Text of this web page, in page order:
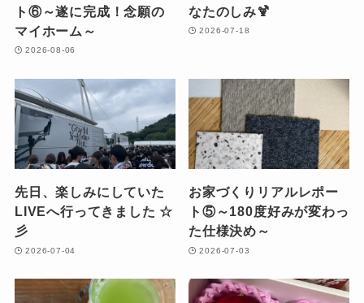
ト⑥～遂に完成！念願の
マイホーム～
2026-08-06
なたのしみ🍹
2026-07-18
先日、楽しみにしていた
LIVEへ行ってきました ☆
彡
2026-07-04
お家づくりリアルレポー
ト⑤～180度好みが変わっ
た仕様決め～
2026-07-03